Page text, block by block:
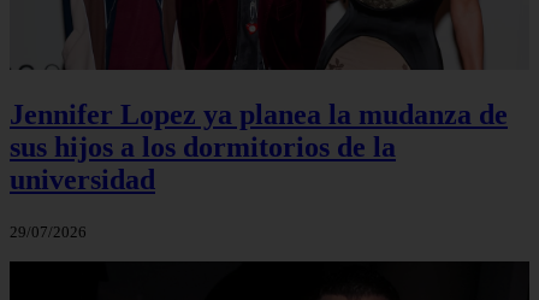
Jennifer Lopez ya planea la mudanza de
sus hijos a los dormitorios de la
universidad
29/07/2026